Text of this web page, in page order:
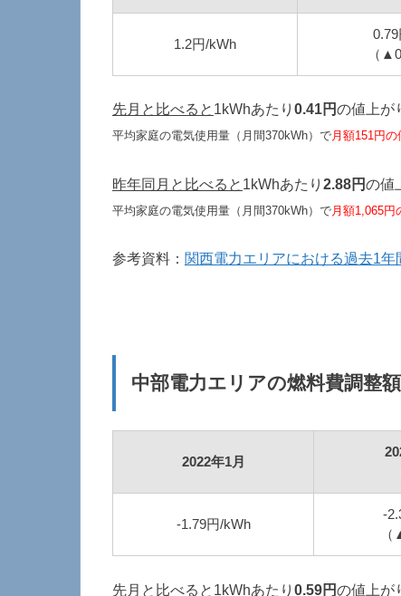
1.2円/kWh
（
先月と比べると 1kWhあたり 0.41円の値上が
平均家庭の電気使用量（月間370kWh）で月額151円の
昨年同月と比べると 1kWhあたり 2.88円の値
平均家庭の電気使用量（月間370kWh）で 月額1,065円
参考資料： 関西電力エリアにおける過去1
中部電力エリアの燃料費調整
2022年1月
-1.79円/kWh
-
先月と比べると 1kWhあたり 0.59円の値上が